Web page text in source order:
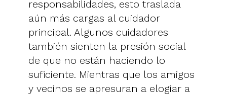
responsabilidades, esto traslada
aún más cargas al cuidador
principal. Algunos cuidadores
también sienten la presión social
de que no están haciendo lo
suficiente. Mientras que los amigos
y vecinos se apresuran a elogiar a